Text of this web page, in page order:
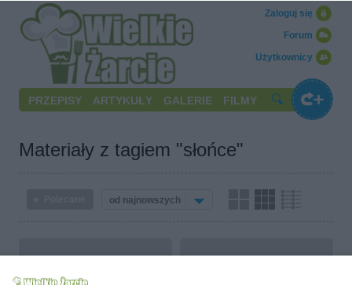
Użytkownicy
Forum
Zaloguj się
PRZEPISY ARTYKUŁY GALERIE FILMY
Materiały z tagiem "słońce"
od najnowszych